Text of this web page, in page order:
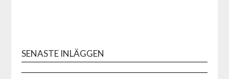
SENASTE INLÄGGEN